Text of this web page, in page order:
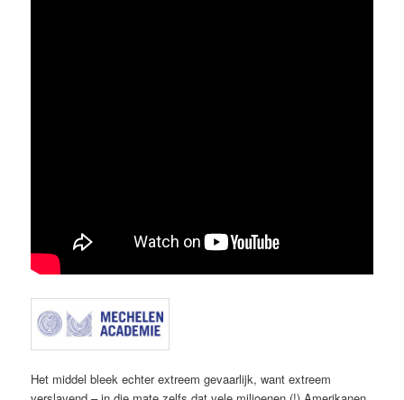
Het middel bleek echter extreem gevaarlijk, want extreem